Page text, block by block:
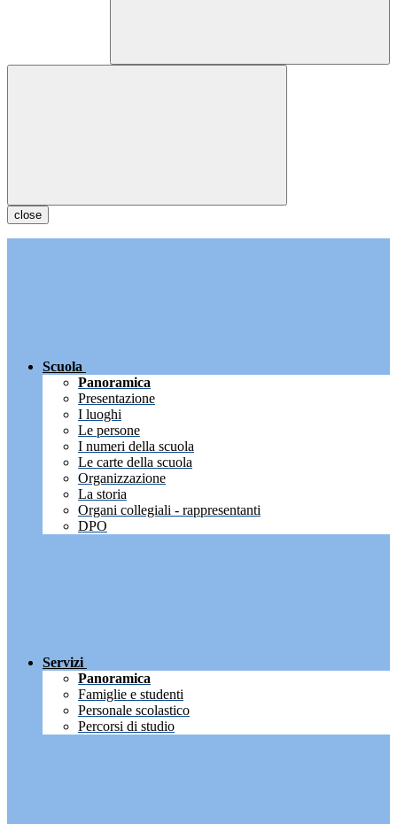
close
Scuola
Panoramica
Presentazione
I luoghi
Le persone
I numeri della scuola
Le carte della scuola
Organizzazione
La storia
Organi collegiali - rappresentanti
DPO
Servizi
Panoramica
Famiglie e studenti
Personale scolastico
Percorsi di studio